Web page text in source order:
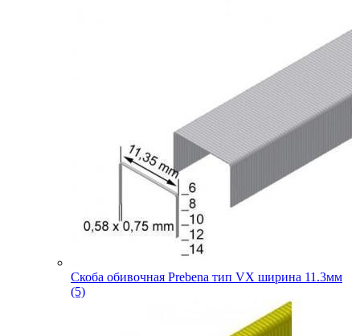
Скоба обивочная Prebena тип VX ширина 11.3мм
(5)